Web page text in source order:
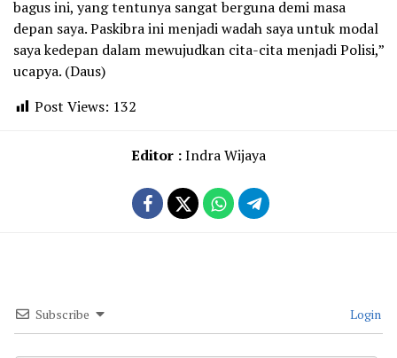
bagus ini, yang tentunya sangat berguna demi masa
depan saya. Paskibra ini menjadi wadah saya untuk modal
saya kedepan dalam mewujudkan cita-cita menjadi Polisi,”
ucapya. (Daus)
Post Views: 132
Editor :Indra Wijaya
Subscribe Login